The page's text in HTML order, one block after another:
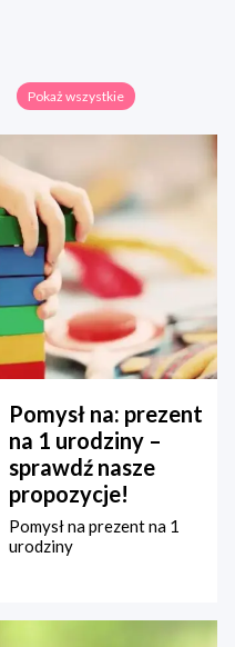
Pokaż wszystkie
Pomysł na: prezent
na 1 urodziny –
sprawdź nasze
propozycje!
Pomysł na prezent na 1
urodziny